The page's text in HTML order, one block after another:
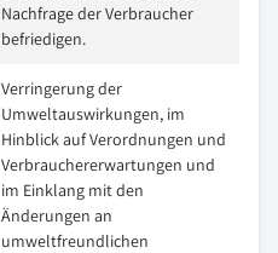
Nachfrage der Verbraucher
befriedigen.
Verringerung der
Umweltauswirkungen, im
Hinblick auf Verordnungen und
Verbrauchererwartungen und
im Einklang mit den
Änderungen an
umweltfreundlichen